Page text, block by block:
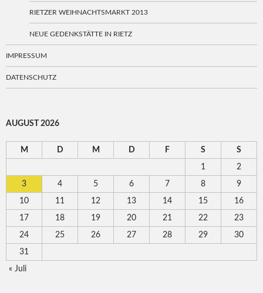
RIETZER WEIHNACHTSMARKT 2013
NEUE GEDENKSTÄTTE IN RIETZ
IMPRESSUM
DATENSCHUTZ
AUGUST 2026
M D M D F S S
1 2
3 4 5 6 7 8 9
10 11 12 13 14 15 16
17 18 19 20 21 22 23
24 25 26 27 28 29 30
31
« Juli